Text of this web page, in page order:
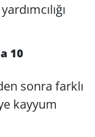
10
sonra farklı
kayyum